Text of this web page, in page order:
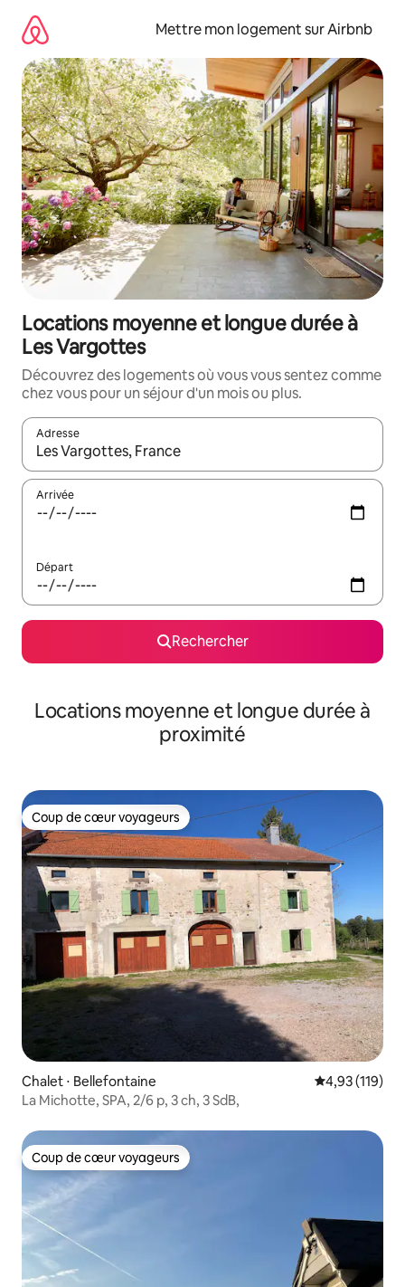
directement
contenu
Mettre mon logement sur Airbnb
Locations moyenne et longue durée à
Les Vargottes
Découvrez des logements où vous vous sentez comme
chez vous pour un séjour d'un mois ou plus.
Adresse
Lorsque les résultats s'affichent, utilisez les flèches vers le
Arrivée
Départ
Rechercher
Locations moyenne et longue durée à
proximité
Coup de cœur voyageurs
Coup de cœur voyageurs
Chalet ⋅ Bellefontaine Évaluation
4,93 (119)
La Michotte, SPA, 2/6 p, 3 ch, 3 SdB,
Coup de cœur voyageurs
Coup de cœur voyageurs